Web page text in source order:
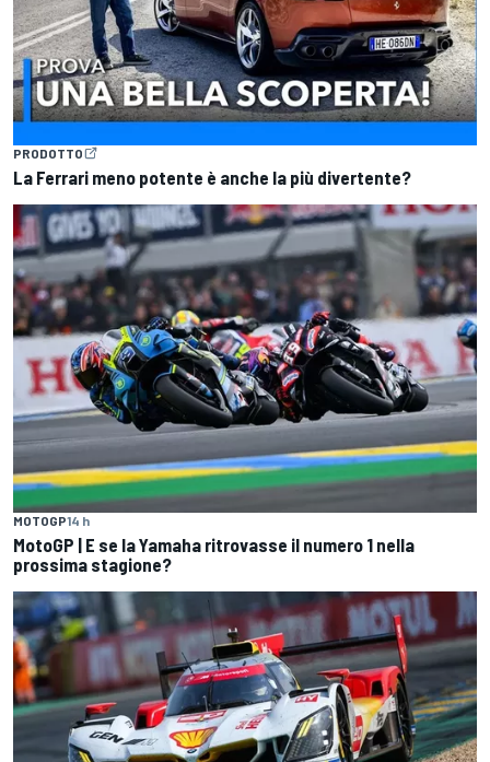
PRODOTTO
La Ferrari meno potente è anche la più divertente?
MOTOGP14 h
MotoGP | E se la Yamaha ritrovasse il numero 1 nella
prossima stagione?